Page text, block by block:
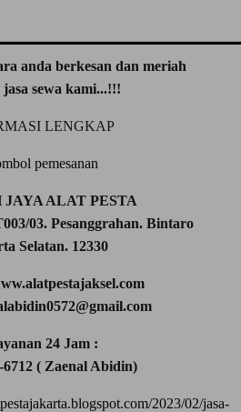
anda berkesan dan meriah
jasa sewa kami...!!!
LENGKAP
JAYA ALAT PESTA
03. Pesanggrahan. Bintaro
Selatan. 12330
24 Jam :
6712 ( Zaenal Abidin)
2023/02/jasa-